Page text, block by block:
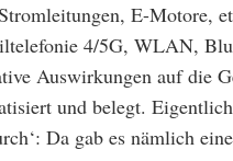
E-Motore,
4/5G, WLAN,
Auswirkungen auf die
und belegt.
Da gab es nämlich